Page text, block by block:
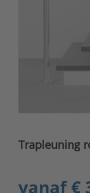
Trapleuning
vanaf€